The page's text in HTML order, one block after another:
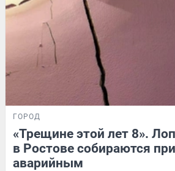
ГОРОД
«Трещине этой лет 8».
в Ростове собираются
аварийным